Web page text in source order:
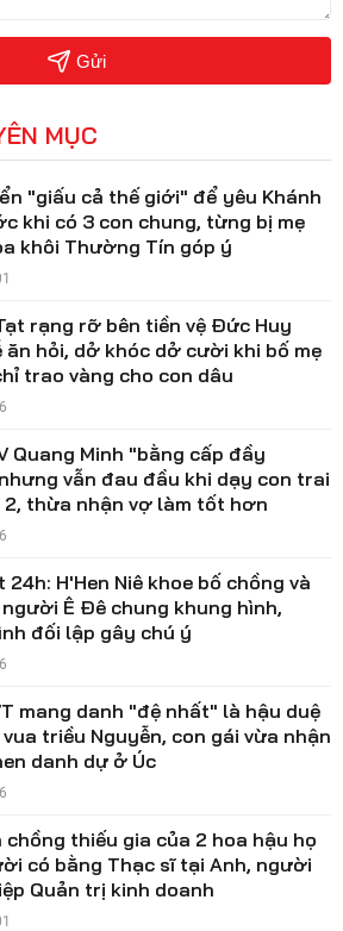
Gửi
MỤC
"giấu cả thế giới" để yêu Khánh
khi có 3 con chung, từng bị mẹ
khôi Thường Tín góp ý
rạng rỡ bên tiền vệ Đức Huy
ăn hỏi, dở khóc dở cười khi bố mẹ
trao vàng cho con dâu
Quang Minh "bằng cấp đầy
vẫn đau đầu khi dạy con trai
thừa nhận vợ làm tốt hơn
24h: H'Hen Niê khoe bố chồng và
Ê Đê chung khung hình,
đối lập gây chú ý
mang danh "đệ nhất" là hậu duệ
vua triều Nguyễn, con gái vừa nhận
danh dự ở Úc
chồng thiếu gia của 2 hoa hậu họ
có bằng Thạc sĩ tại Anh, người
Quản trị kinh doanh